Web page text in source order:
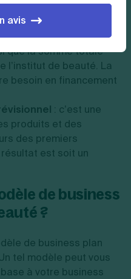
location du local,
et du mobilier, etc.) ;
évoquez la somme
que la somme totale
l’institut de beauté. La
besoin en financement
: c’est une
produits et des
des premiers
est soit un
de business
?
de business plan
tel modèle peut vous
à votre business
avis